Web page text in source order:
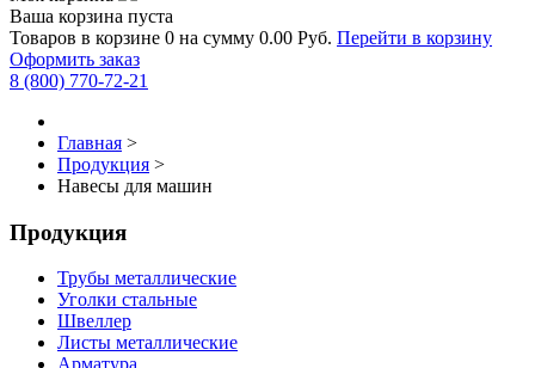
Ваша корзина пуста
Товаров в корзине 0 на сумму 0.00 Руб. Перейти в корзину
Оформить заказ
8 (800) 770-72-21
Главная >
Продукция >
Навесы для машин
Продукция
Трубы металлические
Уголки стальные
Швеллер
Листы металлические